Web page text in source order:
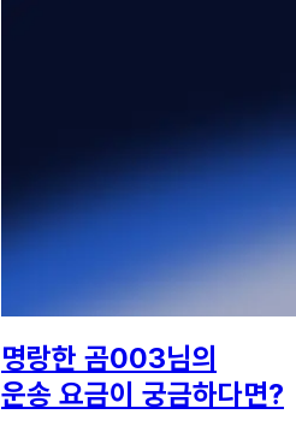
명랑한 곰003님의
운송 요금이 궁금하다면?